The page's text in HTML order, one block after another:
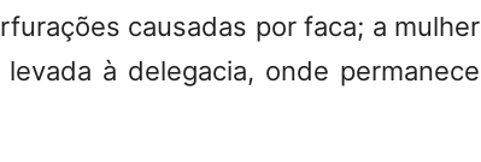
causadas por faca; a mulher
à delegacia, onde permanece